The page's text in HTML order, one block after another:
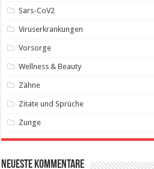
Sars-CoV2
Viruserkrankungen
Vorsorge
Wellness & Beauty
Zähne
Zitate und Sprüche
Zunge
Neueste Kommentare